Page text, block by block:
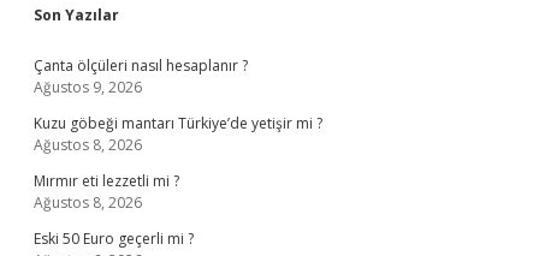
Sidebar
Son Yazılar
Çanta ölçüleri nasıl hesaplanır ?
Ağustos 9, 2026
Kuzu göbeği mantarı Türkiye’de yetişir mi ?
Ağustos 8, 2026
Mırmır eti lezzetli mi ?
Ağustos 8, 2026
Eski 50 Euro geçerli mi ?